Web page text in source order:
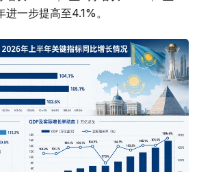
一步提高至4.1%。